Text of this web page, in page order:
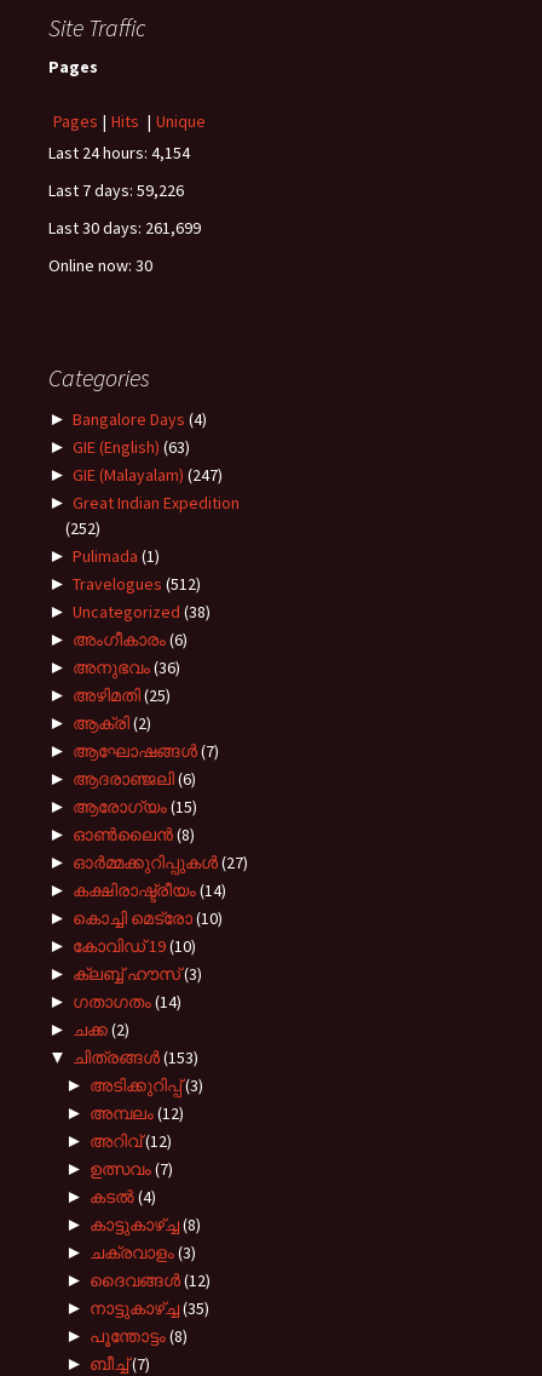
Site Traffic
Pages
Pages | Hits | Unique
Last 24 hours: 4,154
Last 7 days: 59,226
Last 30 days: 261,699
Online now: 30
Categories
► Bangalore Days (4)
► GIE (English) (63)
► GIE (Malayalam) (247)
► Great Indian Expedition
(252)
► Pulimada (1)
► Travelogues (512)
► Uncategorized (38)
► അംഗീകാരം(6)
► അനുഭവം(36)
► അഴിമതി(25)
► ആക്രി(2)
► ആഘോഷങ്ങൾ(7)
► ആദരാഞ്ജലി(6)
► ആരോഗ്യം(15)
► ഓൺലൈൻ(8)
► ഓർമ്മക്കുറിപ്പുകൾ(27)
► കക്ഷിരാഷ്ട്രീയം(14)
► കൊച്ചി മെട്രോ(10)
► കോവിഡ് 19(10)
► ക്ലബ്ബ് ഹൗസ്(3)
► ഗതാഗതം(14)
► ചക്ക(2)
▼ ചിത്രങ്ങൾ(153)
► അടിക്കുറിപ്പ്(3)
► അമ്പലം(12)
► അറിവ്(12)
► ഉത്സവം(7)
► കടല്‍(4)
► കാട്ടുകാഴ്ച്ച(8)
► ചക്രവാളം(3)
► ദൈവങ്ങള്‍(12)
► നാട്ടുകാഴ്‌ച്ച(35)
► പൂന്തോട്ടം(8)
► ബീച്ച്(7)